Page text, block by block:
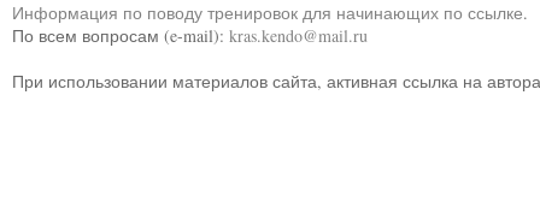
Информация по поводу тренировок для начинающих по ссылке.
По всем вопросам (e-mail): kras.kendo@mail.ru
При использовании материалов сайта, активная ссылка на